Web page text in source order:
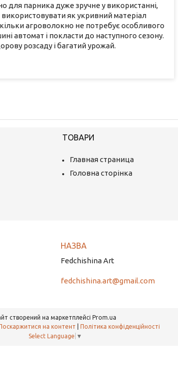
для парника дуже зручне у використанні,
як укривний матеріал
агроволокно не потребує особливого
автомат і покласти до наступного сезону.
розсаду і багатий урожай.
ТОВАРИ
Главная страница
Головна сторінка
Fedchishina Art
fedchishina.art@gmail.com
створений на маркетплейсі Prom.ua
на контент
Політика конфіденційності
Select Language ▼